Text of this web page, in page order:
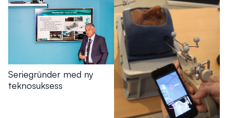
Seriegründer med ny
teknosuksess